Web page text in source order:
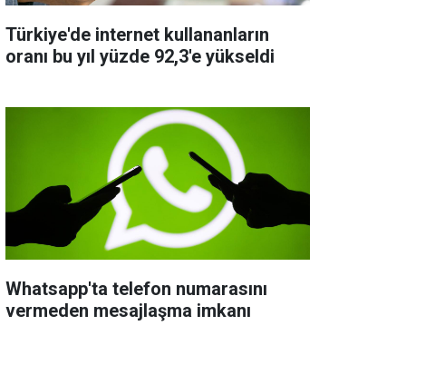
Türkiye'de internet kullananların
oranı bu yıl yüzde 92,3'e yükseldi
Whatsapp'ta telefon numarasını
vermeden mesajlaşma imkanı